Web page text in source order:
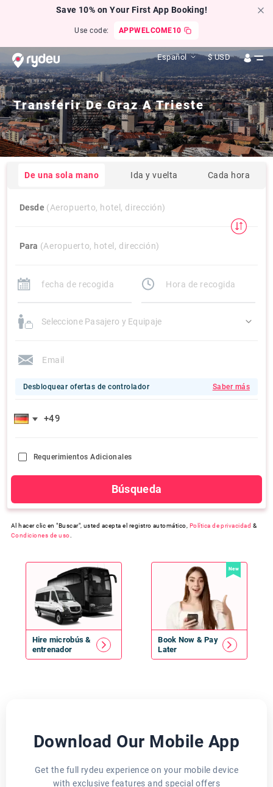
Save 10% on Your First App Booking!
Use code: APPWELCOME10
Español $ USD
Transferir De Graz A Trieste
De una sola mano Ida y vuelta Cada hora
Desde (Aeropuerto, hotel, dirección)
Para (Aeropuerto, hotel, dirección)
Seleccione Pasajero y Equipaje
Desbloquear ofertas de controlador Saber más
Requerimientos Adicionales
Búsqueda
Al hacer clic en "Buscar", usted acepta el registro automático, Política de privacidad &
Condiciones de uso
Hire microbús &
entrenador
New
Book Now & Pay
Later
Download Our Mobile App
Get the full rydeu experience on your mobile device
with exclusive features and special offers